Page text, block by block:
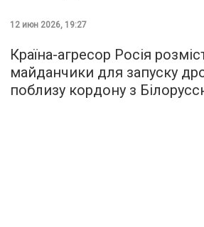
12 июн 2026, 19:27
Країна-агресор Росія
майданчики для запуску
поблизу кордону з